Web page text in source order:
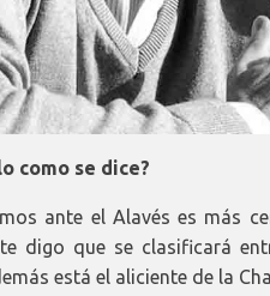
como se dice?
ante el Alavés es más
digo que se clasificará
está el aliciente de la